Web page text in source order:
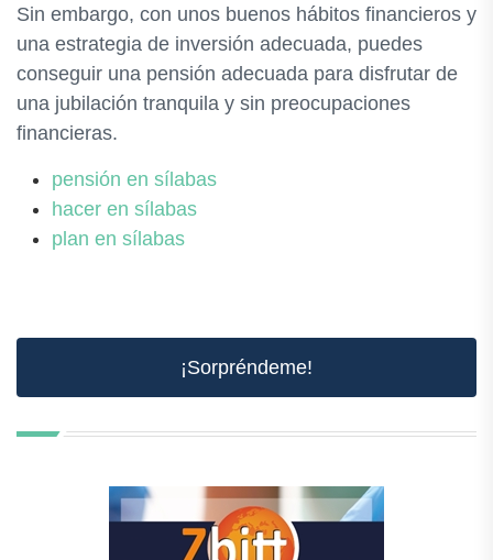
Sin embargo, con unos buenos hábitos financieros y
una estrategia de inversión adecuada, puedes
conseguir una pensión adecuada para disfrutar de
una jubilación tranquila y sin preocupaciones
financieras.
pensión en sílabas
hacer en sílabas
plan en sílabas
¡Sorpréndeme!